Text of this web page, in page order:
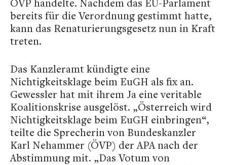
ÖVP handelte. Nachdem das EU-Parlament
bereits für die Verordnung gestimmt hatte,
kann das Renaturierungsgesetz nun in Kraft
treten.
Das Kanzleramt kündigte eine
Nichtigkeitsklage beim EuGH als fix an.
Gewessler hat mit ihrem Ja eine veritable
Koalitionskrise ausgelöst. „Österreich wird
Nichtigkeitsklage beim EuGH einbringen“,
teilte die Sprecherin von Bundeskanzler
Karl Nehammer (ÖVP) der APA nach der
Abstimmung mit. „Das Votum von